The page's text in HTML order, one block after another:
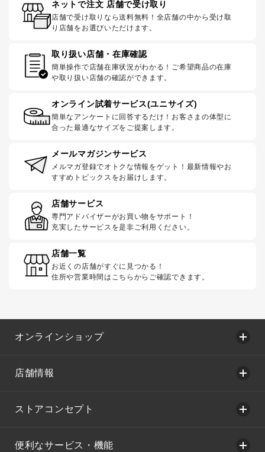
ネットで注文 店舗で受け取り
店舗で受け取りなら送料無料！全店舗の中から受け取
り店舗をお選びいただけます。
取り扱い店舗・在庫確認
簡単操作で店舗在庫状況がわかる！ご希望商品の在庫
や取り扱い店舗の確認ができます。
オンライン試着サービス(ユニサイズ)
簡単なアンケートに回答するだけ！お客さまの体型に
合った最適なサイズをご提案します。
メールマガジンサービス
メルマガ登録でオトクな情報をゲット！最新情報やお
すすめトピックスをお届けします。
店舗サービス
専門アドバイザーがお買い物をサポート！
充実したサービスを是非ご利用ください。
店舗一覧
お近くの店舗がすぐに見つかる！
住所や営業時間はこちらからご確認できます。
オンラインショップ
店舗情報
ストアコンセプト
便利なサービス・機能